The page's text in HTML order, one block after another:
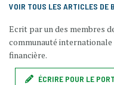
VOIR TOUS LES ARTICLES DE
Ecrit par un des membres
communauté
financière.
ÉCRIRE POUR LE